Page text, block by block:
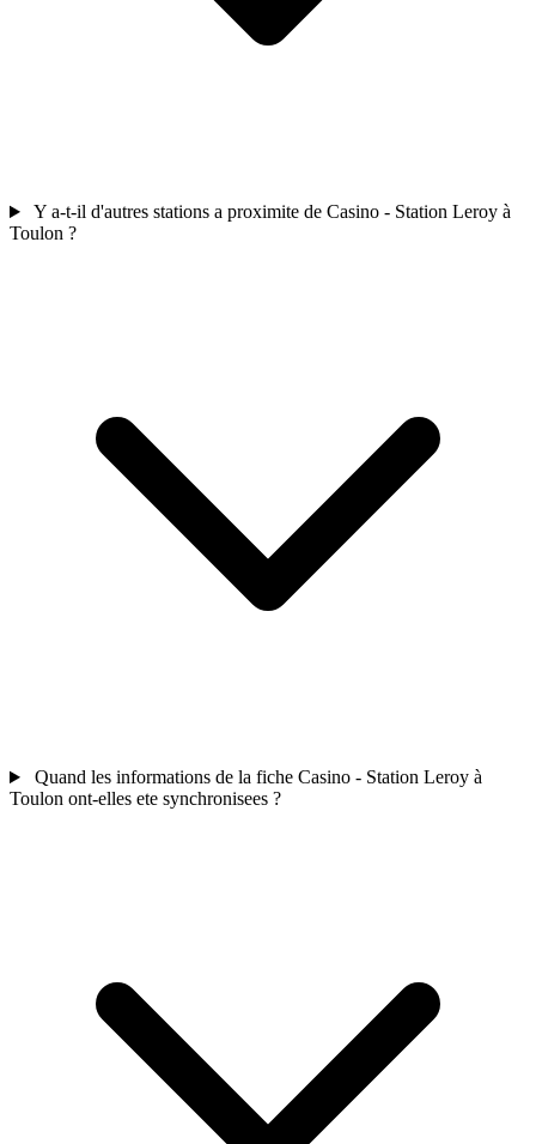
Y a-t-il d'autres stations a proximite de Casino - Station Leroy à
Toulon ?
Quand les informations de la fiche Casino - Station Leroy à
Toulon ont-elles ete synchronisees ?